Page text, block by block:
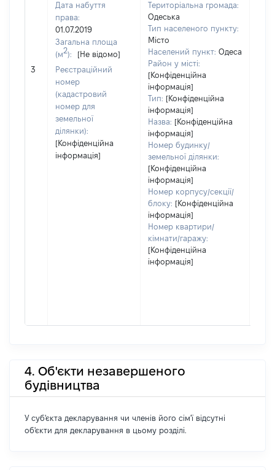
3
Дата набуття
права:
01.07.2019
Загальна площа
(м2):
[Не відомо]
Реєстраційний
номер
(кадастровий
номер для
земельної
ділянки):
[Конфіденційна
інформація]
Територіальна громада:
Одеська
Тип населеного пункту:
Місто
Населений пункт: Одеса
Район у місті:
[Конфіденційна
інформація]
Тип: [Конфіденційна
інформація]
Назва: [Конфіденційна
інформація]
Номер будинку/
земельної ділянки:
[Конфіденційна
інформація]
Номер корпусу/секції/
блоку: [Конфіденційна
інформація]
Номер квартири/
кімнати/гаражу:
[Конфіденційна
інформація]
4. Об'єкти незавершеного
будівництва
У суб'єкта декларування чи членів його сім'ї відсутні
об'єкти для декларування в цьому розділі.